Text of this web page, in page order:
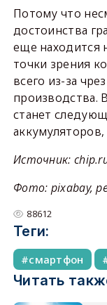
Потому что
достоинства
еще находится
точки зрения
всего из-за
производства.
станет
Источник:
Фото: pixabay,
88612
Теги:
смартфон
Читать